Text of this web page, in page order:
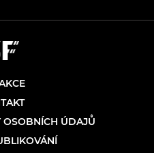
OSOBNÍCH ÚDAJŮ